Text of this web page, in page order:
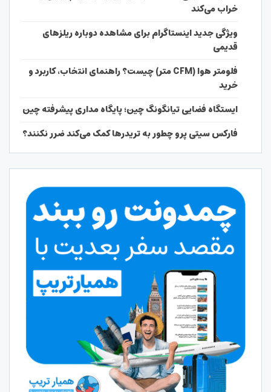
خراب می‌کند
ویژگی جدید اینستاگرام برای مشاهده دوباره ریلزهای
قدیمی
فلومتر هوا (CFM متر) چیست؟ راهنمای انتخاب، کاربرد و
خرید
ایستگاه فضایی تیانگونگ چین؛ پایگاه مداری پیشرفته چین
فارکس سیتی پرو چطور به تریدرها کمک می‌کند ضرر نکنند؟